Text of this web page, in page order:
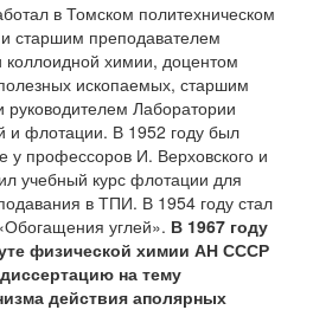
в Томском политехническом
и старшим преподавателем
химии, доцентом
ископаемых, старшим
Лаборатории
и флотации. В 1952 году был
у профессоров И. Верховского и
учебный курс флотации для
в ТПИ. В 1954 году стал
углей». В 1967 году
физической химии АН СССР
на тему
действия аполярных